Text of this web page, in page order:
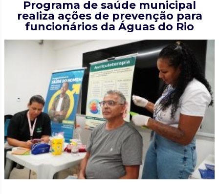
Programa de saúde municipal
realiza ações de prevenção para
funcionários da Águas do Rio